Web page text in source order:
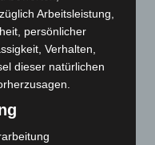
1.271
Arbeitsleistung,
persönlicher
Verhalten,
dieser natürlichen